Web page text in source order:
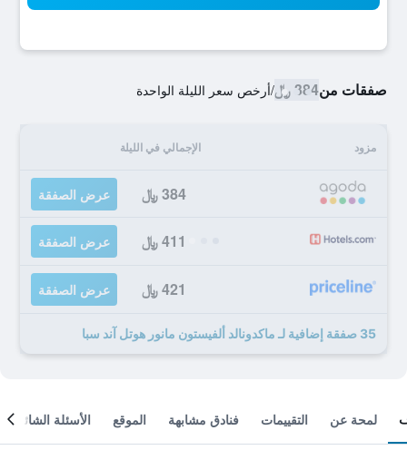
صفقات من384 ﷼ /أرخص سعر الليلة الواحدة
مزود الإجمالي في الليلة
384 ﷼ عرض الصفقة
411 ﷼ عرض الصفقة
421 ﷼ عرض الصفقة
35 صفقة إضافية لـ ماكدونالد ألفيستون مانور هوتل آند سبا
لمحة عن التقييمات فنادق مشابهة الموقع الأسئلة الشائعة